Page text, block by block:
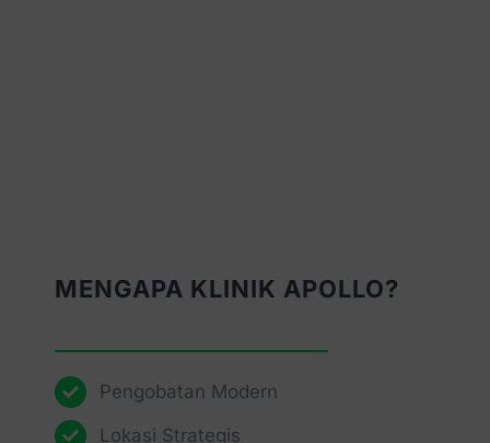
MENGAPA KLINIK APOLLO?
Pengobatan Modern
Lokasi Strategis